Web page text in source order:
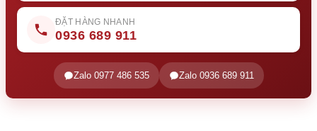
ĐẶT HÀNG NHANH
0936 689 911
Zalo 0977 486 535 Zalo 0936 689 911